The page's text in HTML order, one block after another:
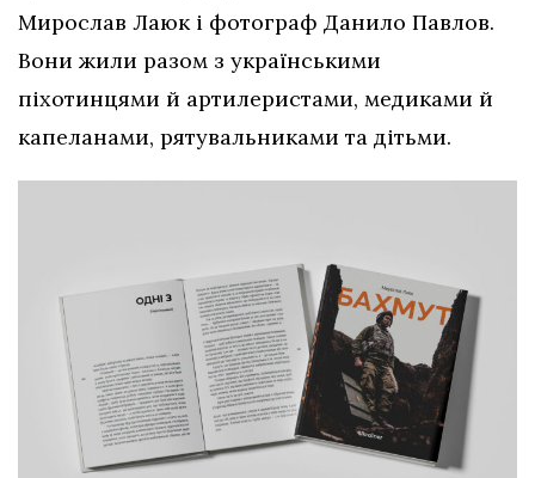
Мирослав Лаюк і фотограф Данило Павлов.
Вони жили разом з українськими
піхотинцями й артилеристами, медиками й
капеланами, рятувальниками та дітьми.